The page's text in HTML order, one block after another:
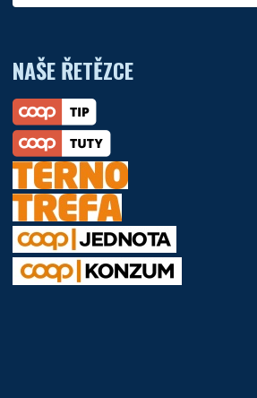
NAŠE ŘETĚZCE